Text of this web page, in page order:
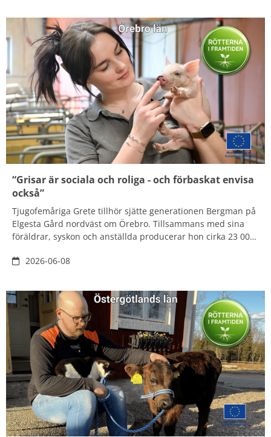
“Grisar är sociala och roliga - och förbaskat envisa
också”
Tjugofemåriga Grete tillhör sjätte generationen Bergman på
Elgesta Gård nordväst om Örebro. Tillsammans med sina
föräldrar, syskon och anställda producerar hon cirka 23 000
nästan omöjligt, det är grisar för hela slanten som gäller.
2026-06-08